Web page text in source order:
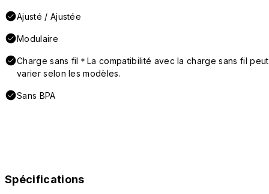
Ajusté / Ajustée
Modulaire
Charge sans fil＊La compatibilité avec la charge sans fil peut
varier selon les modèles.
Sans BPA
Spécifications